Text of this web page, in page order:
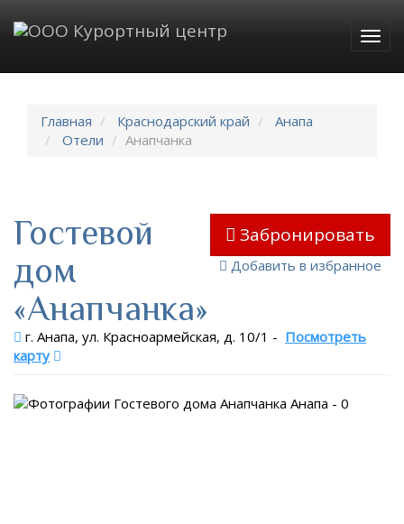
Главная Краснодарский край
Анапа
Отели
Анапчанка
Забронировать
Добавить в избранное
Гостевой
дом
«Анапчанка»
г. Анапа, ул. Красноармейская, д. 10/1 - Посмотреть
карту